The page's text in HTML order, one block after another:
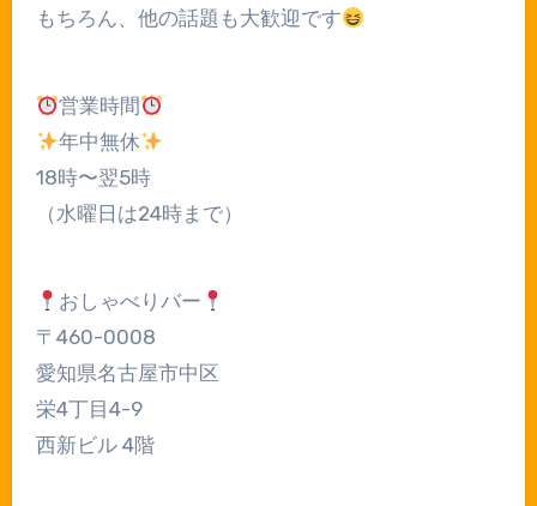
もちろん、他の話題も大歓迎です
営業時間
年中無休
18時〜翌5時
（水曜日は24時まで）
おしゃべりバー
〒460-0008
愛知県名古屋市中区
栄4丁目4-9
西新ビル 4階